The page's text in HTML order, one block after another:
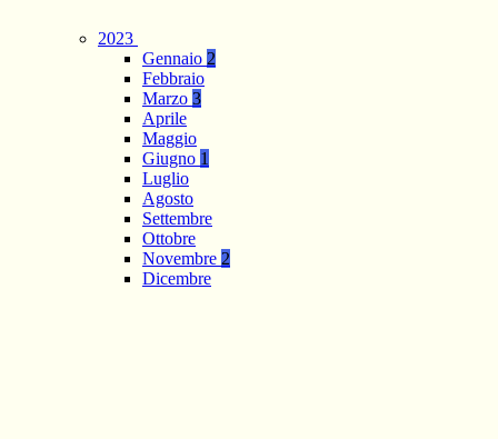
2023
Gennaio 2
Febbraio
Marzo 3
Aprile
Maggio
Giugno 1
Luglio
Agosto
Settembre
Ottobre
Novembre 2
Dicembre